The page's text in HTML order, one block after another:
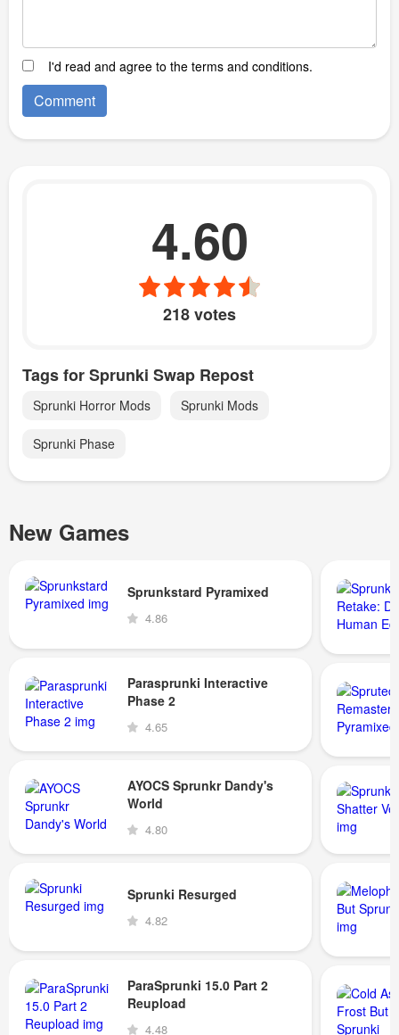
I'd read and agree to the terms and conditions.
4.60
218 votes
Tags for Sprunki Swap Repost
Sprunki Horror Mods Sprunki Mods
Sprunki Phase
New Games
Sprunkstard Pyramixed
4.86
Parasprunki Interactive
Phase 2
4.65
AYOCS Sprunkr Dandy's
World
4.80
Sprunki Resurged
4.82
ParaSprunki 15.0 Part 2
Reupload
4.48